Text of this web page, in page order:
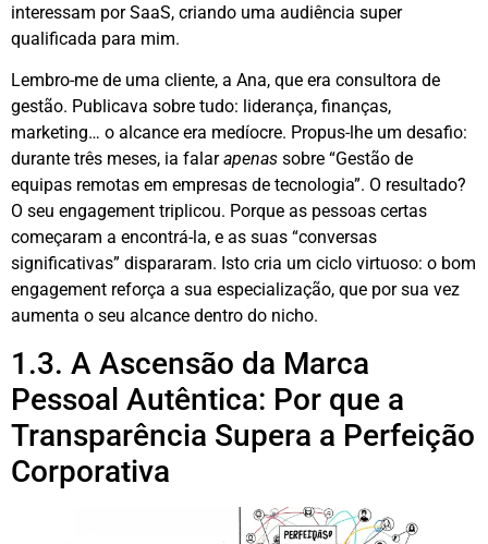
interessam por SaaS, criando uma audiência super
qualificada para mim.
Lembro-me de uma cliente, a Ana, que era consultora de
gestão. Publicava sobre tudo: liderança, finanças,
marketing… o alcance era medíocre. Propus-lhe um desafio:
durante três meses, ia falarapenas sobre “Gestão de
equipas remotas em empresas de tecnologia”. O resultado?
O seu engagement triplicou. Porque as pessoas certas
começaram a encontrá-la, e as suas “conversas
significativas” dispararam. Isto cria um ciclo virtuoso: o bom
engagement reforça a sua especialização, que por sua vez
aumenta o seu alcance dentro do nicho.
1.3. A Ascensão da Marca
Pessoal Autêntica: Por que a
Transparência Supera a Perfeição
Corporativa